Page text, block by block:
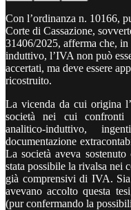
Con l’ordinanza n. 10166,
Corte di Cassazione,
31406/2025, afferma che,
induttivo, l’IVA non può
accertati, ma deve essere
ricostruito.
La vicenda da cui origina
società nei cui confronti
analitico-induttivo,
documentazione
La società aveva
stata possibile la rivalsa nei
già comprensivi di IVA.
avevano accolto questa
(pur confermando la